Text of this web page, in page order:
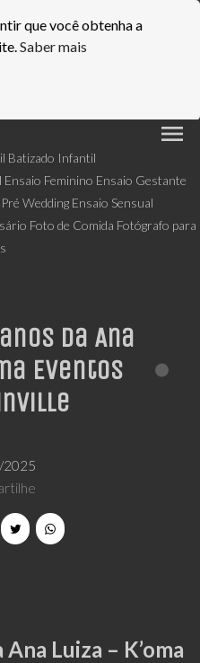
que você obtenha a
Saber mais
menu
Batizado Infantil
Ensaio Feminino Ensaio Gestante
Wedding Ensaio Sensual
Foto de Comida Fotógrafo para
da Ana
Eventos
Luiza – K’oma